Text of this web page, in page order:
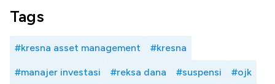
Tags
#kresna asset management #kresna
#manajer investasi #reksa dana #suspensi #ojk